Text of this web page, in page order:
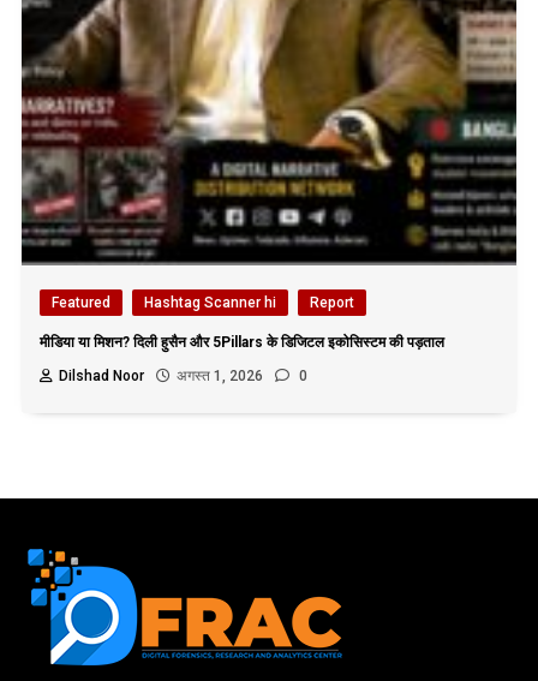
Featured Hashtag Scanner hi Report
मीडिया या मिशन? दिली हुसैन और 5Pillars के डिजिटल इकोसिस्टम की पड़ताल
Dilshad Noor
अगस्त 1, 2026 0